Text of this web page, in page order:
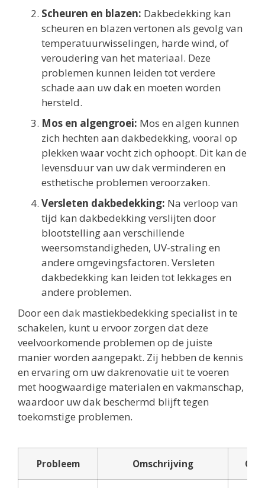
Scheuren en blazen: Dakbedekking kan
scheuren en blazen vertonen als gevolg van
temperatuurwisselingen, harde wind, of
veroudering van het materiaal. Deze
problemen kunnen leiden tot verdere
schade aan uw dak en moeten worden
hersteld.
Mos en algengroei: Mos en algen kunnen
zich hechten aan dakbedekking, vooral op
plekken waar vocht zich ophoopt. Dit kan de
levensduur van uw dak verminderen en
esthetische problemen veroorzaken.
Versleten dakbedekking: Na verloop van
tijd kan dakbedekking verslijten door
blootstelling aan verschillende
weersomstandigheden, UV-straling en
andere omgevingsfactoren. Versleten
dakbedekking kan leiden tot lekkages en
andere problemen.
Door een dak mastiekbedekking specialist in te
schakelen, kunt u ervoor zorgen dat deze
veelvoorkomende problemen op de juiste
manier worden aangepakt. Zij hebben de kennis
en ervaring om uw dakrenovatie uit te voeren
met hoogwaardige materialen en vakmanschap,
waardoor uw dak beschermd blijft tegen
toekomstige problemen.
Probleem Omschrijving